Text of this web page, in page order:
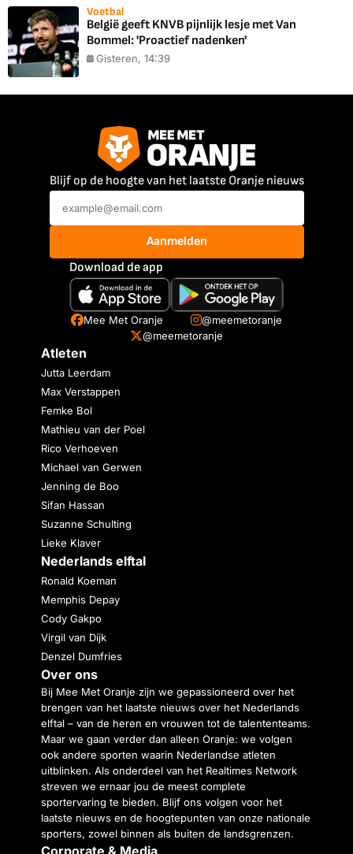
Voetbal
België geeft KNVB pijnlijk lesje met Van
Bommel: 'Proactief nadenken'
Gisteren, 14:39
Blijf op de hoogte van het laatste Oranje nieuws
Aanmelden
Download de app
Mee Met Oranje
@meemetoranje
@meemetoranje
Atleten
Jutta Leerdam
Max Verstappen
Femke Bol
Mathieu van der Poel
Rico Verhoeven
Michael van Gerwen
Jenning de Boo
Sifan Hassan
Suzanne Schulting
Lieke Klaver
Nederlands elftal
Ronald Koeman
Memphis Depay
Cody Gakpo
Virgil van Dijk
Denzel Dumfries
Over ons
Bij Mee Met Oranje zijn we gepassioneerd over het
brengen van het laatste nieuws over het Nederlands
elftal – van de heren en vrouwen tot de talententeams.
Maar we gaan verder dan alleen Oranje: we volgen
ook andere sporten waarin Nederlandse atleten
uitblinken. Als onderdeel van het Realtimes Network
streven we ernaar jou de meest complete
sportervaring te bieden. Blijf ons volgen voor het
laatste nieuws en de hoogtepunten van onze nationale
sporters, zowel binnen als buiten de landsgrenzen.
Corporate & Media